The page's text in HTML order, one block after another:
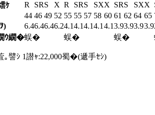
ｹ
R SRS X R SRS SXX SRS SXX
44 46 49 52 55 55 57 58 60 61 62 64 65
)
6.46.46.46.24.14.14.14.1 4.13.93.93.93.9
ｳ繝�蜈� 蜈� 蜈�
｡譬ｼ 1譛ｬ:22,000蜀�(遞手ｾｼ)